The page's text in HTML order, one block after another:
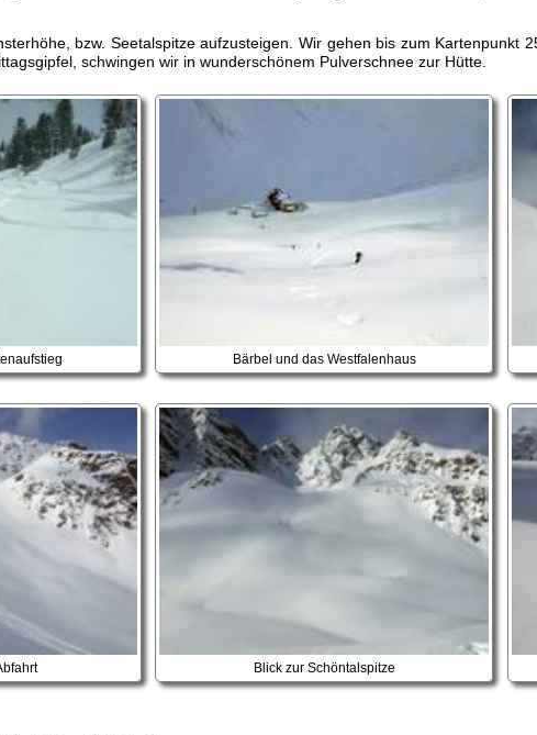
bzw. Seetalspitze aufzusteigen. Wir gehen bis zum Kartenpunkt
schwingen wir in wunderschönem Pulverschnee zur Hütte.
Bärbel und das Westfalenhaus
Blick zur Schöntalspitze